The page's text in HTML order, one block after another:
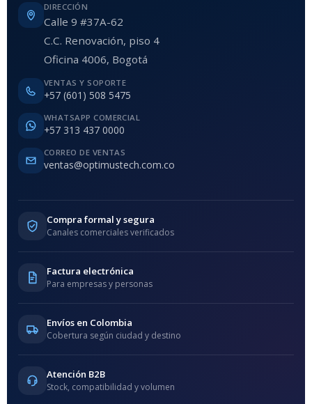
DIRECCIÓN
Calle 9 #37A-62
C.C. Renovación, piso 4
Oficina 4006, Bogotá
VENTAS Y SOPORTE
+57 (601) 508 5475
WHATSAPP COMERCIAL
+57 313 437 0000
CORREO DE VENTAS
ventas@optimustech.com.co
Compra formal y segura
Canales comerciales verificados
Factura electrónica
Para empresas y personas
Envíos en Colombia
Cobertura según ciudad y destino
Atención B2B
Stock, compatibilidad y volumen